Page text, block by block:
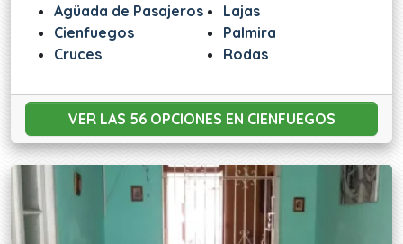
Agüada de Pasajeros
Cienfuegos
Cruces
Lajas
Palmira
Rodas
VER LAS 56 OPCIONES EN CIENFUEGOS